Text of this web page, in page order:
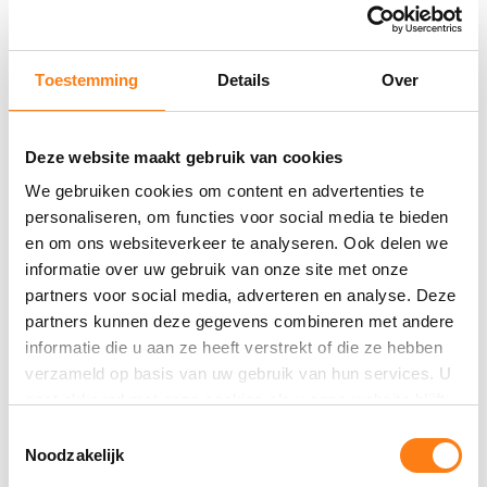
Toestemming Details Over
Deze website maakt gebruik van cookies
We gebruiken cookies om content en advertenties te
personaliseren, om functies voor social media te bieden
en om ons websiteverkeer te analyseren. Ook delen we
informatie over uw gebruik van onze site met onze
partners voor social media, adverteren en analyse. Deze
partners kunnen deze gegevens combineren met andere
informatie die u aan ze heeft verstrekt of die ze hebben
verzameld op basis van uw gebruik van hun services. U
Noodzakelijk
Met PortMaps vernieuwt Havenbedrijf
Rotterdam hun informatie op locatie
Havenbedrijf Rotterdam vernieuwt informatievoor
ziening rondom hun assets met PortMaps, ...
LEES MEER